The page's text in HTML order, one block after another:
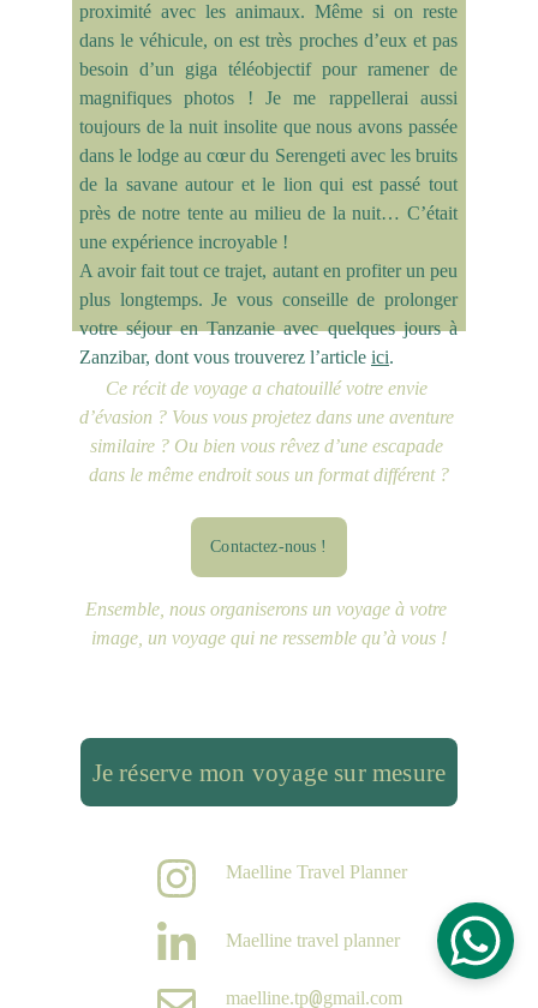
proximité avec les animaux. Même si on reste
dans le véhicule, on est très proches d’eux et pas
besoin d’un giga téléobjectif pour ramener de
magnifiques photos ! Je me rappellerai aussi
toujours de la nuit insolite que nous avons passée
dans le lodge au cœur du Serengeti avec les bruits
de la savane autour et le lion qui est passé tout
près de notre tente au milieu de la nuit… C’était
une expérience incroyable !
A avoir fait tout ce trajet, autant en profiter un peu
plus longtemps. Je vous conseille de prolonger
votre séjour en Tanzanie avec quelques jours à
Zanzibar, dont vous trouverez l’article ici.
Ce récit de voyage a chatouillé votre envie
d’évasion ? Vous vous projetez dans une aventure
similaire ? Ou bien vous rêvez d’une escapade
dans le même endroit sous un format différent ?
Ensemble, nous organiserons un voyage à votre
image, un voyage qui ne ressemble qu’à vous !
Contactez-nous !
maelline.tp@gmail.com
Je réserve mon voyage sur mesure
Maelline Travel Planner
Maelline travel planner